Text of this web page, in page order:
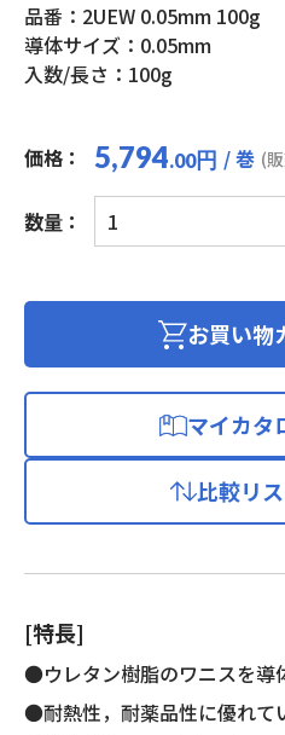
品番：2UEW 0.05mm 100g
導体サイズ：0.05mm
入数/長さ：100g
価格： 5,794.00円 / 巻 (
数量：
エ
ナ
ル
ウ
タ
個
お買い物
マイカタ
比較リ
[特長]
●ウレタン樹脂のワニスを導
●耐熱性，耐薬品性に優れて